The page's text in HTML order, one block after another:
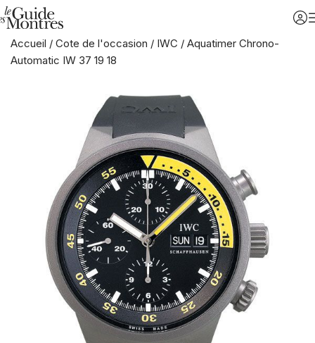
Accueil / Cote de l'occasion / IWC / Aquatimer Chrono-
Automatic IW 37 19 18